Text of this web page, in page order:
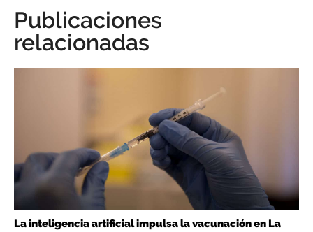
Publicaciones
relacionadas
La inteligencia artificial impulsa la vacunación en La